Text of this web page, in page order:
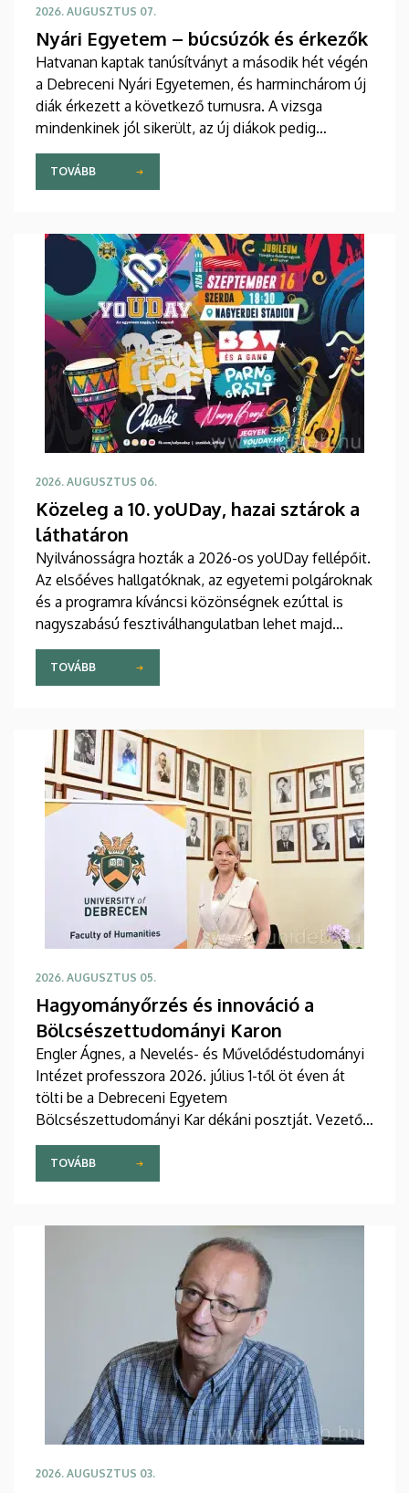
2026. AUGUSZTUS 07.
Nyári Egyetem – búcsúzók és érkezők
Hatvanan kaptak tanúsítványt a második hét végén
a Debreceni Nyári Egyetemen, és harminchárom új
diák érkezett a következő turnusra. A vizsga
mindenkinek jól sikerült, az új diákok pedig
sikeresen beilleszkedtek a csoportokba, ahol
továbbra is szorgalmasan tanulják a magyar
nyelvet.
TOVÁBB
2026. AUGUSZTUS 06.
Közeleg a 10. yoUDay, hazai sztárok a
láthatáron
Nyilvánosságra hozták a 2026-os yoUDay fellépőit.
Az elsőéves hallgatóknak, az egyetemi polgároknak
és a programra kíváncsi közönségnek ezúttal is
nagyszabású fesztiválhangulatban lehet majd
része, grandiózus tanévnyitó stadionshow-n
vehetnek részt szeptember közepén.
TOVÁBB
2026. AUGUSZTUS 05.
Hagyományőrzés és innováció a
Bölcsészettudományi Karon
Engler Ágnes, a Nevelés- és Művelődéstudományi
Intézet professzora 2026. július 1-től öt éven át
tölti be a Debreceni Egyetem
Bölcsészettudományi Kar dékáni posztját. Vezetői
stratégiájában fontos szerepet szán a kar
hagyományainak, a bölcsészképzés klasszikus
normáinak megőrzésének, egyben reagálva a
tudományos élet és a nemzetközi kapcsolatok
TOVÁBB
2026. AUGUSZTUS 03.